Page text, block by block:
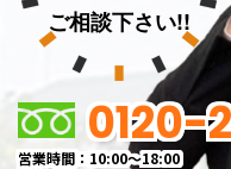
ご相談下さい!!
0120-
営業時間：10:00～18:00